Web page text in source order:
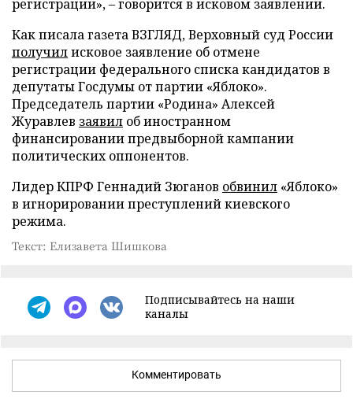
регистрации», – говорится в исковом заявлении.
Как писала газета ВЗГЛЯД, Верховный суд России
получилисковое заявление об отмене
регистрации федерального списка кандидатов в
депутаты Госдумы от партии «Яблоко».
Председатель партии «Родина» Алексей
Журавлев заявил об иностранном
финансировании предвыборной кампании
политических оппонентов.
Лидер КПРФ Геннадий Зюганов обвинил «Яблоко»
в игнорировании преступлений киевского
режима.
Текст: Елизавета Шишкова
Подписывайтесь на наши
каналы
Комментировать